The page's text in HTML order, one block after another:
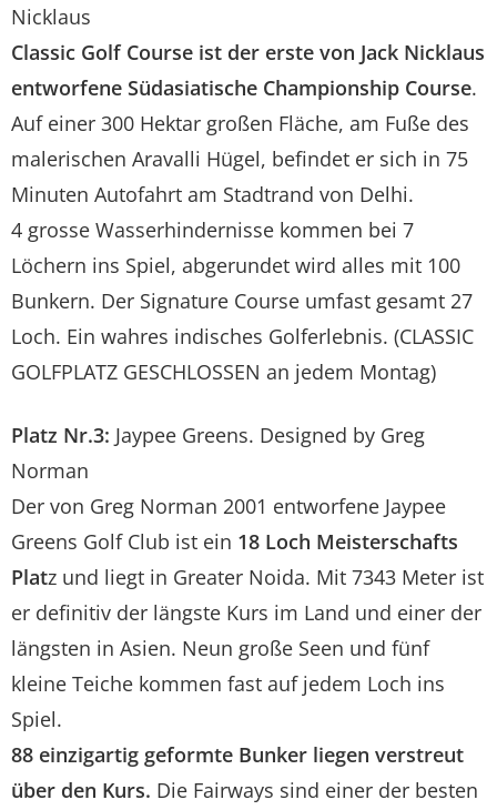
Nicklaus
Classic Golf Course ist der erste von Jack Nicklaus
entworfene Südasiatische Championship Course.
Auf einer 300 Hektar großen Fläche, am Fuße des
malerischen Aravalli Hügel, befindet er sich in 75
Minuten Autofahrt am Stadtrand von Delhi.
4 grosse Wasserhindernisse kommen bei 7
Löchern ins Spiel, abgerundet wird alles mit 100
Bunkern. Der Signature Course umfast gesamt 27
Loch. Ein wahres indisches Golferlebnis. (CLASSIC
GOLFPLATZ GESCHLOSSEN an jedem Montag)
Platz Nr.3: Jaypee Greens. Designed by Greg
Norman
Der von Greg Norman 2001 entworfene Jaypee
Greens Golf Club ist ein 18 Loch Meisterschafts
Platz und liegt in Greater Noida. Mit 7343 Meter ist
er definitiv der längste Kurs im Land und einer der
längsten in Asien. Neun große Seen und fünf
kleine Teiche kommen fast auf jedem Loch ins
Spiel.
88 einzigartig geformte Bunker liegen verstreut
über den Kurs. Die Fairways sind einer der besten